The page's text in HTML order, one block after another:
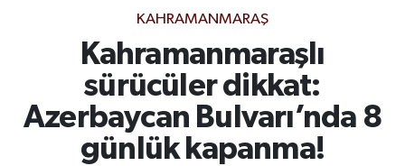
KAHRAMANMARAŞ
Kahramanmaraşlı
sürücüler dikkat:
Azerbaycan Bulvarı’nda 8
günlük kapanma!
SPOR
SİYASET
Kahramanmaraş Trafik Yoğunluk Haritası
Süper Lig Puan Durumu ve Fikstür